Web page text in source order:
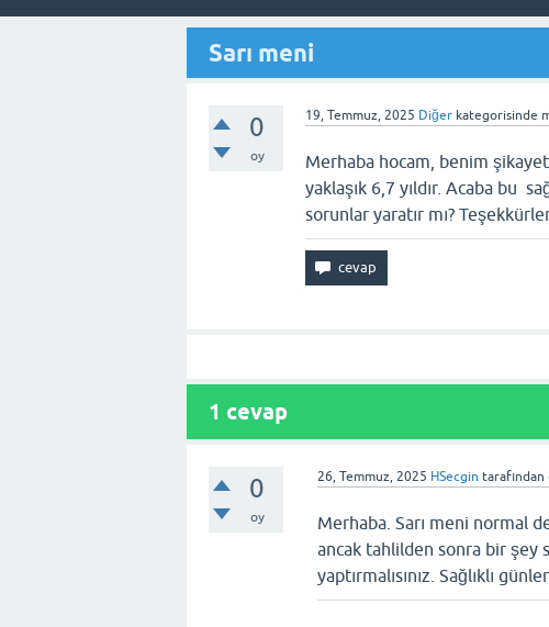
Sarı meni
0
oy
19, Temmuz, 2025 Diğer kategorisinde
Merhaba hocam, benim
yaklaşık 6,7 yıldır. Acaba bu
sorunlar yaratır mı?
1 cevap
0
oy
26, Temmuz, 2025 HSecgin tarafından
Merhaba. Sarı meni normal
ancak tahlilden sonra bir
yaptırmalısınız. Sağlıklı günler